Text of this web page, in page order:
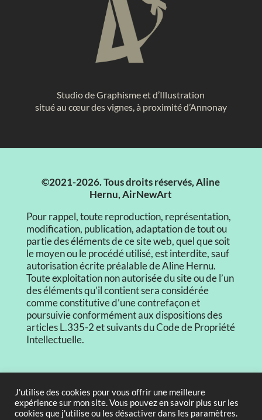
Studio de Graphisme et d’Illustration
situé au cœur des vignes, à proximité d’Annonay
©2021-2026. Tous droits réservés, Aline
Hernu, AirNewArt
Pour rappel, toute reproduction, représentation,
modification, publication, adaptation de tout ou
partie des éléments de ce site web, quel que soit
le moyen ou le procédé utilisé, est interdite, sauf
autorisation écrite préalable de Aline Hernu.
Toute exploitation non autorisée du site ou de l’un
des éléments qu’il contient sera considérée
comme constitutive d’une contrefaçon et
poursuivie conformément aux dispositions des
articles L.335-2 et suivants du Code de Propriété
Intellectuelle.
Mentions légales
J'utilise des cookies pour vous offrir une meilleure
expérience sur mon site. Vous pouvez en savoir plus sur les
cookies que j'utilise ou les désactiver dans les paramètres.